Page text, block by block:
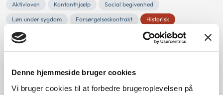
Denne hjemmeside bruger cookies
Vi bruger cookies til at forbedre brugeroplevelsen på
Aktivloven Kontanthjælp
Social begivenhed
Løn under sygdom
Forsørgelseskontrakt
Historisk
Kommunal
Resume:
var berettiget til kontanthjælp.
Ankestyrelsen lagde vægt på, at ansøger, der opholdt si...